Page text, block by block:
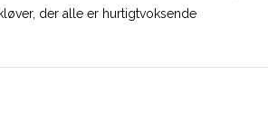
der alle er hurtigtvoksende